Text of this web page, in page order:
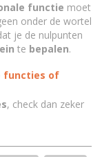
functie moet
onder de wortel
je de nulpunten
te bepalen.
functies of
, check dan zeker